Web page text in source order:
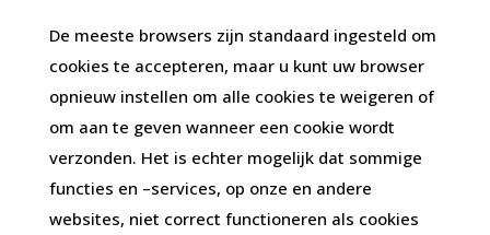
De meeste browsers zijn standaard ingesteld om
cookies te accepteren, maar u kunt uw browser
opnieuw instellen om alle cookies te weigeren of
om aan te geven wanneer een cookie wordt
verzonden. Het is echter mogelijk dat sommige
functies en –services, op onze en andere
websites, niet correct functioneren als cookies